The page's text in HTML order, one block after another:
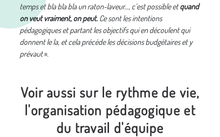
temps et bla bla bla un raton-laveur…, c’est possible etquand
on veut vraiment, on peut. Ce sont les intentions
pédagogiques et partant les objectifs qui en découlent qui
donnent le la, et cela précède les décisions budgétaires et y
prévaut».
Voir aussi sur le rythme de vie,
l'organisation pédagogique et
du travail d'équipe